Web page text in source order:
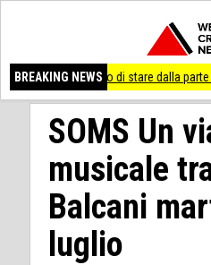
BREAKING NEWS
di stare dalla parte degli ultimi
SOMS Un
musicale
Balcani
luglio